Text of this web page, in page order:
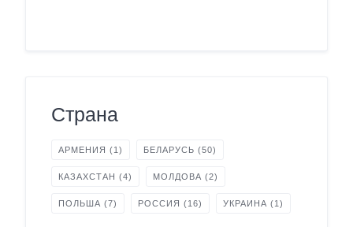
Страна
АРМЕНИЯ (1) БЕЛАРУСЬ (50)
КАЗАХСТАН (4) МОЛДОВА (2)
ПОЛЬША (7) РОССИЯ (16) УКРАИНА (1)